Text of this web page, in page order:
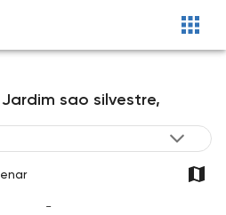
Jardim sao silvestre,
-